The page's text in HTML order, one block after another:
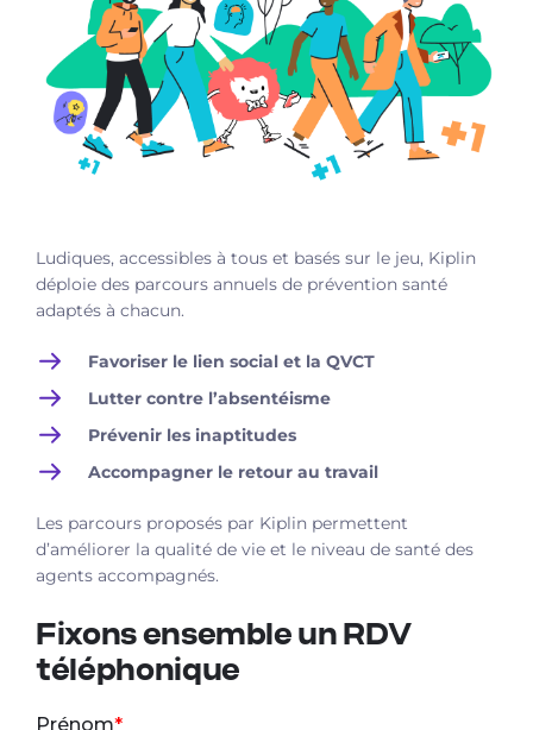
Fixons ensemble un RDV
téléphonique
Ludiques, accessibles à tous et basés sur le jeu, Kiplin
déploie des parcours annuels de prévention santé
adaptés à chacun.
Favoriser le lien social et la QVCT
Lutter contre l’absentéisme
Prévenir les inaptitudes
Accompagner le retour au travail
Les parcours proposés par Kiplin permettent
d’améliorer la qualité de vie et le niveau de santé des
agents accompagnés.